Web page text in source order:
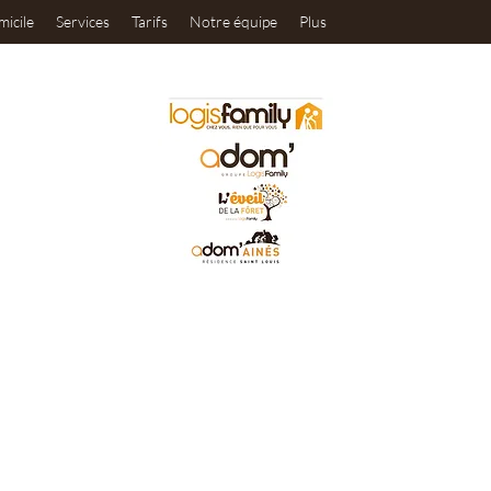
Services Tarifs Notre équipe Plus